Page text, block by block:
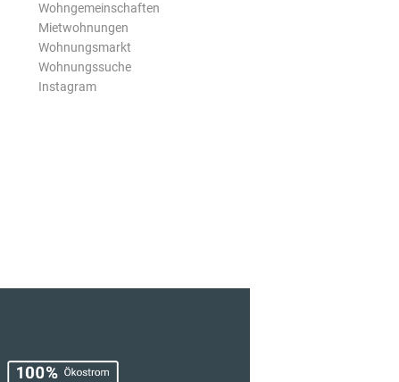
Wohngemeinschaften
Mietwohnungen
Wohnungsmarkt
Wohnungssuche
Instagram